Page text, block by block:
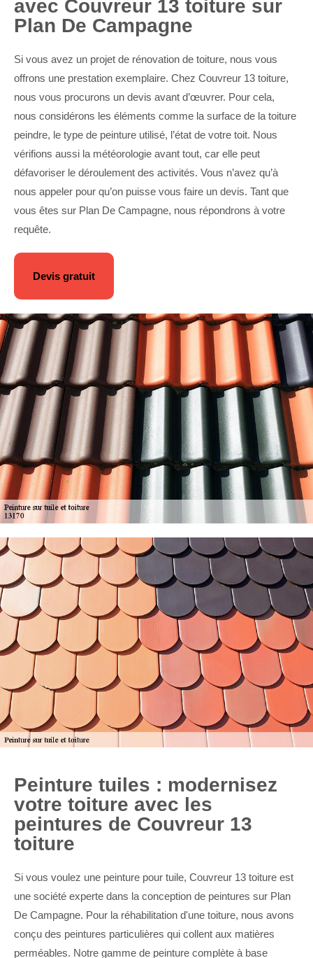
avec Couvreur 13 toiture sur
Plan De Campagne
Si vous avez un projet de rénovation de toiture, nous vous
offrons une prestation exemplaire. Chez Couvreur 13 toiture,
nous vous procurons un devis avant d’œuvrer. Pour cela,
nous considérons les éléments comme la surface de la toiture
peindre, le type de peinture utilisé, l’état de votre toit. Nous
vérifions aussi la météorologie avant tout, car elle peut
défavoriser le déroulement des activités. Vous n’avez qu’à
nous appeler pour qu’on puisse vous faire un devis. Tant que
vous êtes sur Plan De Campagne, nous répondrons à votre
requête.
Devis gratuit
Peinture tuiles : modernisez
votre toiture avec les
peintures de Couvreur 13
toiture
Si vous voulez une peinture pour tuile, Couvreur 13 toiture est
une société experte dans la conception de peintures sur Plan
De Campagne. Pour la réhabilitation d'une toiture, nous avons
conçu des peintures particulières qui collent aux matières
perméables. Notre gamme de peinture complète à base